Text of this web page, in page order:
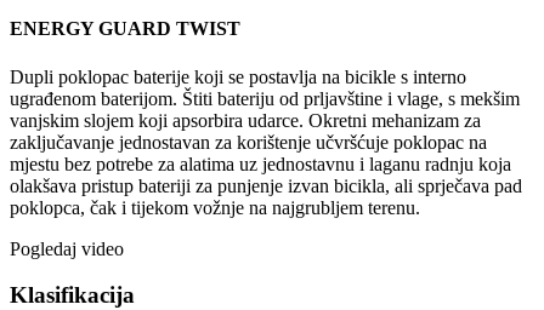
ENERGY GUARD TWIST
Dupli poklopac baterije koji se postavlja na bicikle s interno
ugrađenom baterijom. Štiti bateriju od prljavštine i vlage, s mekšim
vanjskim slojem koji apsorbira udarce. Okretni mehanizam za
zaključavanje jednostavan za korištenje učvršćuje poklopac na
mjestu bez potrebe za alatima uz jednostavnu i laganu radnju koja
olakšava pristup bateriji za punjenje izvan bicikla, ali sprječava pad
poklopca, čak i tijekom vožnje na najgrubljem terenu.
Pogledaj video
Klasifikacija